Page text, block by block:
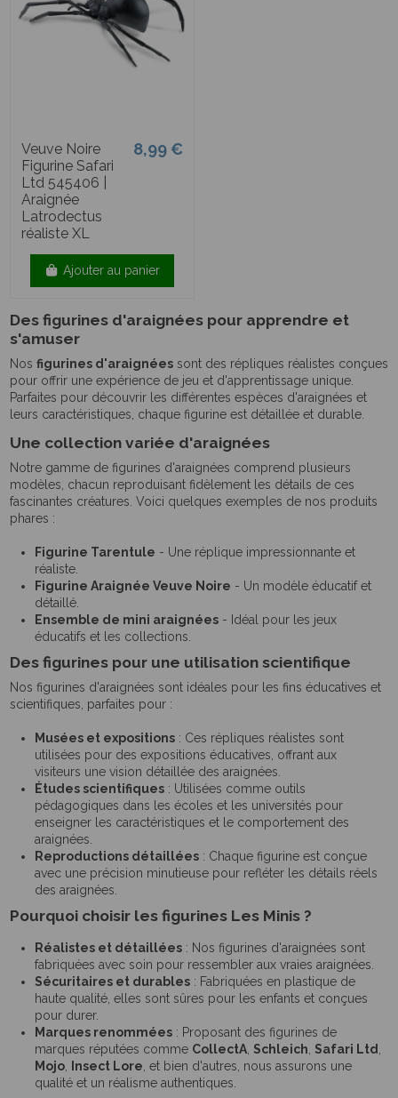
Veuve Noire
Figurine Safari
Ltd 545406 |
Araignée
Latrodectus
réaliste XL
8,99 €
Ajouter au panier
Des figurines d'araignées pour apprendre et
s'amuser
Nos figurines d'araignéessont des répliques réalistes conçues
pour offrir une expérience de jeu et d'apprentissage unique.
Parfaites pour découvrir les différentes espèces d'araignées et
leurs caractéristiques, chaque figurine est détaillée et durable.
Une collection variée d'araignées
Notre gamme de figurines d'araignées comprend plusieurs
modèles, chacun reproduisant fidèlement les détails de ces
fascinantes créatures. Voici quelques exemples de nos produits
phares :
Figurine Tarentule - Une réplique impressionnante et
réaliste.
Figurine Araignée Veuve Noire - Un modèle éducatif et
détaillé.
Ensemble de mini araignées- Idéal pour les jeux
éducatifs et les collections.
Des figurines pour une utilisation scientifique
Nos figurines d'araignées sont idéales pour les fins éducatives et
scientifiques, parfaites pour :
Musées et expositions: Ces répliques réalistes sont
utilisées pour des expositions éducatives, offrant aux
visiteurs une vision détaillée des araignées.
Études scientifiques: Utilisées comme outils
pédagogiques dans les écoles et les universités pour
enseigner les caractéristiques et le comportement des
araignées.
Reproductions détaillées: Chaque figurine est conçue
avec une précision minutieuse pour refléter les détails réels
des araignées.
Pourquoi choisir les figurines Les Minis ?
Réalistes et détaillées: Nos figurines d'araignées sont
fabriquées avec soin pour ressembler aux vraies araignées.
Sécuritaires et durables: Fabriquées en plastique de
haute qualité, elles sont sûres pour les enfants et conçues
pour durer.
Marques renommées: Proposant des figurines de
marques réputées comme CollectA, Schleich Safari Ltd
Mojo, Insect Lore , et bien d'autres, nous assurons une
qualité et un réalisme authentiques.